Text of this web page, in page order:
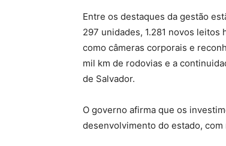
Entre os destaques da gestão
297 unidades, 1.281 novos
como câmeras corporais e
mil km de rodovias e a
de Salvador.
O governo afirma que os
desenvolvimento do estado,